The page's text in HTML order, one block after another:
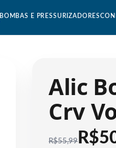
BOMBAS E PRESSURIZADORES
Alic
Crv
R$55,99